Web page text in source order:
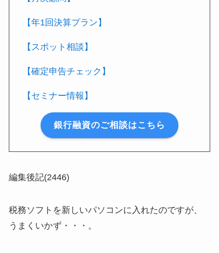
【年1回決算プラン】
【スポット相談】
【確定申告チェック】
【セミナー情報】
銀行融資のご相談はこちら
編集後記(2446)
税務ソフトを新しいパソコンに入れたのですが、
うまくいかず・・・。